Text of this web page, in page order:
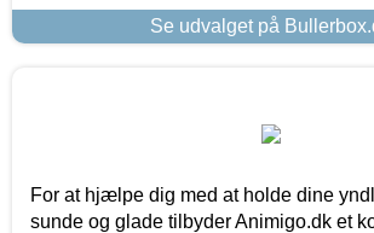
Se udvalget på
For at hjælpe dig med at holde dine
sunde og glade tilbyder Animigo.dk et